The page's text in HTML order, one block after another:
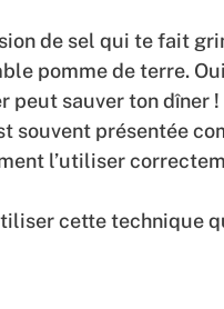
de sel qui te fait
pomme de terre.
peut sauver ton dîner !
souvent présentée
l’utiliser
cette technique